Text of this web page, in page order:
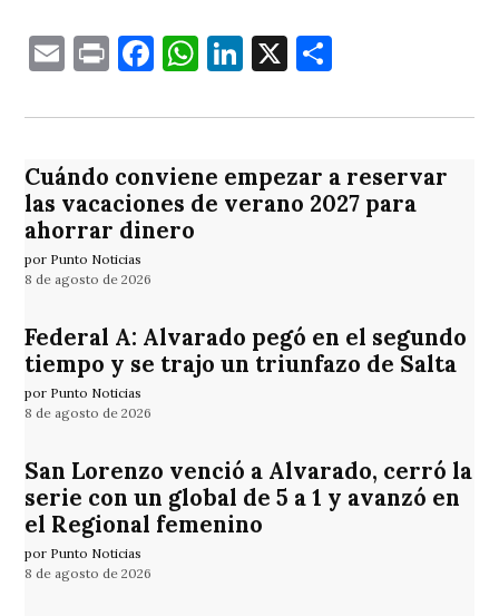
EmailPrintFacebook
WhatsApp
LinkedIn
X
Cuándo conviene empezar a reservar
las vacaciones de verano 2027 para
ahorrar dinero
por Punto Noticias
8 de agosto de 2026
Federal A: Alvarado pegó en el segundo
tiempo y se trajo un triunfazo de Salta
por Punto Noticias
8 de agosto de 2026
San Lorenzo venció a Alvarado, cerró la
serie con un global de 5 a 1 y avanzó en
el Regional femenino
por Punto Noticias
8 de agosto de 2026